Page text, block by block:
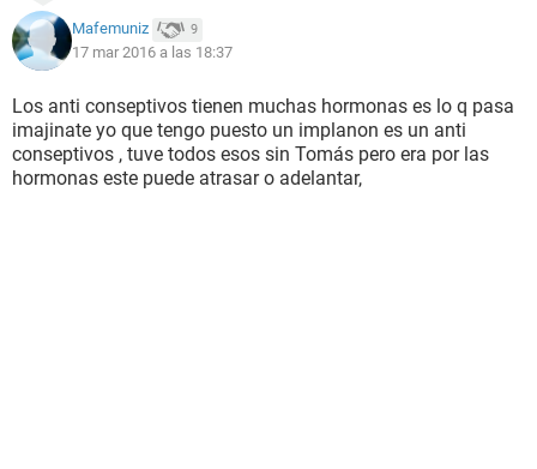
Mafemuniz 9
17 mar 2016 a las 18:37
Los anti conseptivos tienen muchas hormonas es lo q pasa
imajinate yo que tengo puesto un implanon es un anti
conseptivos , tuve todos esos sin Tomás pero era por las
hormonas este puede atrasar o adelantar,